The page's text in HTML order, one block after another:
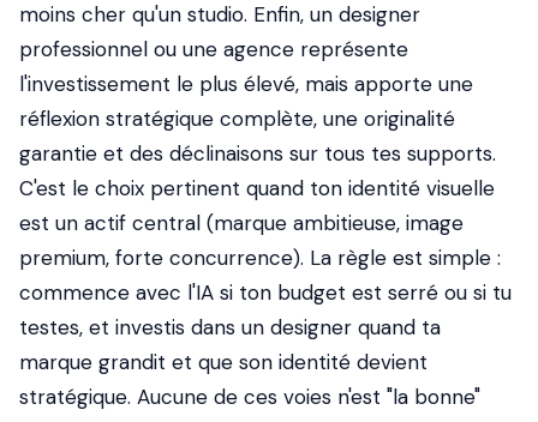
moins cher qu'un studio. Enfin, un designer
professionnel ou une agence représente
l'investissement le plus élevé, mais apporte une
réflexion stratégique complète, une originalité
garantie et des déclinaisons sur tous tes supports.
C'est le choix pertinent quand ton identité visuelle
est un actif central (marque ambitieuse, image
premium, forte concurrence). La règle est simple :
commence avec l'IA si ton budget est serré ou si tu
testes, et investis dans un designer quand ta
marque grandit et que son identité devient
stratégique. Aucune de ces voies n'est "la bonne"